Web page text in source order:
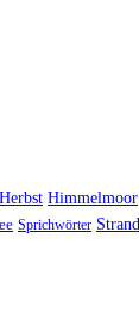
Herbst Himmelmoor
Sprichwörter Strand